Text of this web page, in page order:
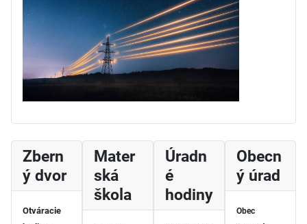
Zbern
ý dvor
Otváracie
Mater
ská
škola
Úradn
é
hodiny
Obecn
ý úrad
Obec